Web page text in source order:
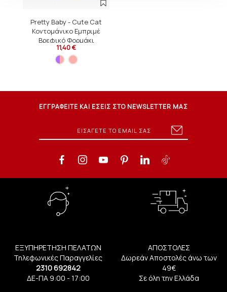
Pretty Baby - Cute Cat
Κοντομάνικο Εμπριμέ
Βρεφικό Φορμάκι
Εξώρουχο
11,40 €
ΕΓΓΡΑΦΕΙΤΕ ΚΑΙ ΕΣΕΙΣ ΣΤΟ NEWSLETTER ΜΑΣ
ΕΞΥΠΗΡΕΤΗΣΗ ΠΕΛΑΤΩΝ
Τηλεφωνικές Παραγγελίες
2310 692842
ΔΕ-ΠΑ 9:00 - 17:00
ΑΠΟΣΤΟΛΕΣ
Δωρεάν Αποστολές άνω των
49€
Σε όλη την Ελλάδα